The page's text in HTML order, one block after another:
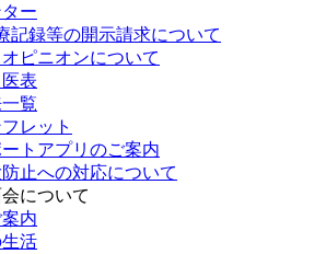
ー
記録等の開示請求について
ピニオンについて
表
覧
レット
トアプリのご案内
止への対応について
について
内
活